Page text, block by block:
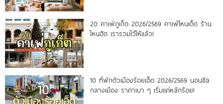
20 คาเฟ่ภูเก็ต 2026/2569 คาเฟ่ไหนเด็ด ร้าน
ไหนฮิต เรารวมไว้ให้แล้ว!
10 ที่พักตัวเมืองร้อยเอ็ด 2026/2569 นอนชิล
กลางเมือง ราคาเบา ๆ เริ่มแค่หลักร้อย!